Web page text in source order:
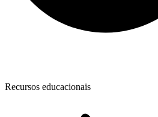
Recursos educacionais